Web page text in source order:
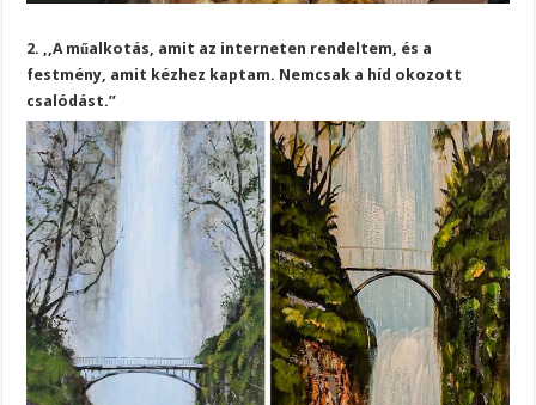
2. ,,A műalkotás, amit az interneten rendeltem, és a
festmény, amit kézhez kaptam. Nemcsak a híd okozott
csalódást.”